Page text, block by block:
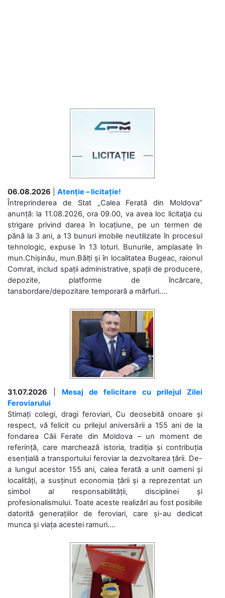
06.08.2026
Atenție – licitație!
Întreprinderea de Stat „Calea Ferată din Moldova”
anunță: la 11.08.2026, ora 09.00, va avea loc licitaţia cu
strigare privind darea în locațiune, pe un termen de
până la 3 ani, a 13 bunuri imobile neutilizate în procesul
tehnologic, expuse în 13 loturi. Bunurile, amplasate în
mun.Chișinău, mun.Bălți și în localitatea Bugeac, raionul
Comrat, includ spații administrative, spații de producere,
depozite, platforme de încărcare,
tansbordare/depozitare temporară a mărfuri....
31.07.2026
Mesaj de felicitare cu prilejul Zilei
Feroviarului
Stimați colegi, dragi feroviari, Cu deosebită onoare și
respect, vă felicit cu prilejul aniversării a 155 ani de la
fondarea Căii Ferate din Moldova – un moment de
referință, care marchează istoria, tradiția și contribuția
esențială a transportului feroviar la dezvoltarea țării. De-
a lungul acestor 155 ani, calea ferată a unit oameni și
localități, a susținut economia țării și a reprezentat un
simbol al responsabilității, disciplinei și
profesionalismului. Toate aceste realizări au fost posibile
datorită generațiilor de feroviari, care și-au dedicat
munca și viața acestei ramuri....